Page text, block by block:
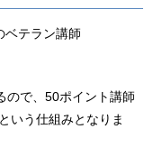
ベテラン講師
ので、50ポイント講師
いう仕組みとなりま